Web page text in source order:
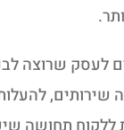
לעסק שרוצה
שירותים,